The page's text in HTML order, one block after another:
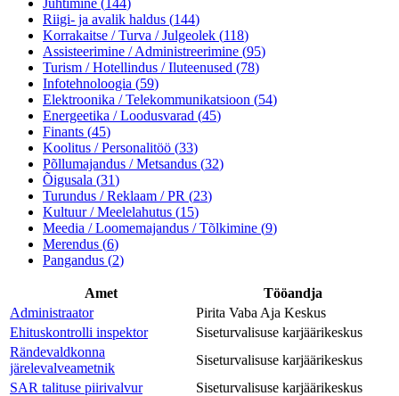
Riigi- ja avalik haldus (144)
Korrakaitse / Turva / Julgeolek (118)
Assisteerimine / Administreerimine (95)
Turism / Hotellindus / Iluteenused (78)
Infotehnoloogia (59)
Elektroonika / Telekommunikatsioon (54)
Energeetika / Loodusvarad (45)
Finants (45)
Koolitus / Personalitöö (33)
Põllumajandus / Metsandus (32)
Õigusala (31)
Turundus / Reklaam / PR (23)
Kultuur / Meelelahutus (15)
Meedia / Loomemajandus / Tõlkimine (9)
Merendus (6)
Pangandus (2)
Amet
Tööandja
Administraator
Pirita Vaba Aja Keskus
Ehituskontrolli inspektor
Siseturvalisuse karjäärikeskus
Rändevaldkonna
järelevalveametnik
Siseturvalisuse karjäärikeskus
SAR talituse piirivalvur
Siseturvalisuse karjäärikeskus